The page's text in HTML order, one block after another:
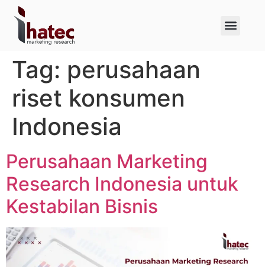
Tag: perusahaan
riset konsumen
Indonesia
Perusahaan Marketing
Research Indonesia untuk
Kestabilan Bisnis